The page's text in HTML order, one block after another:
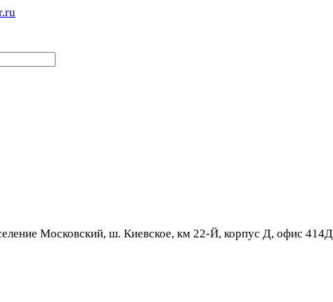
Московский, ш. Киевское, км 22-Й, корпус Д, офис 414Д